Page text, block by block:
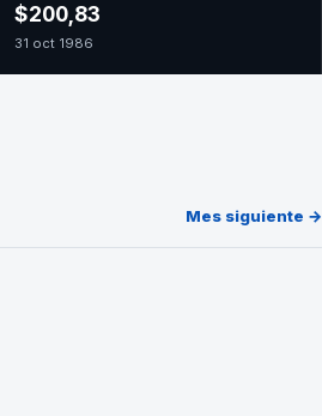
$200,83
31 oct 1986
Mes siguiente →